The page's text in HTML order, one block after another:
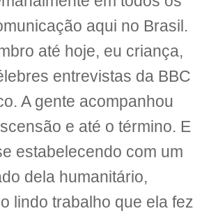
aqui no Brasil.
até hoje, eu criança,
entrevistas da BBC
A gente acompanhou
e até o término. E
estabelecendo com um
dela humanitário,
lindo trabalho que ela fez